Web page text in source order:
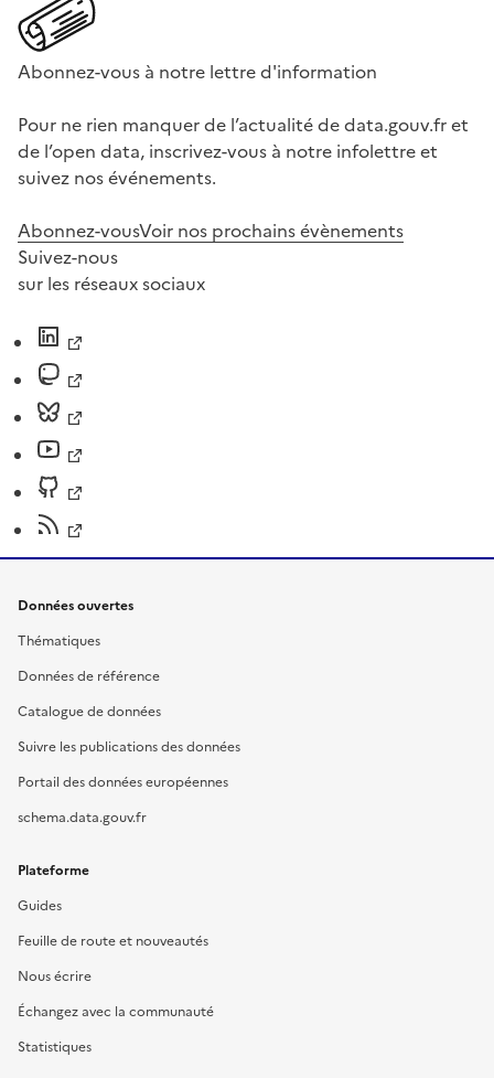
Abonnez-vous à notre lettre d'information
Pour ne rien manquer de l’actualité de data.gouv.fr et
de l’open data, inscrivez-vous à notre infolettre et
suivez nos événements.
Abonnez-vousVoir nos prochains évènements
Suivez-nous
sur les réseaux sociaux
Données ouvertes
Thématiques
Données de référence
Catalogue de données
Suivre les publications des données
Portail des données européennes
schema.data.gouv.fr
Plateforme
Guides
Feuille de route et nouveautés
Nous écrire
Échangez avec la communauté
Statistiques